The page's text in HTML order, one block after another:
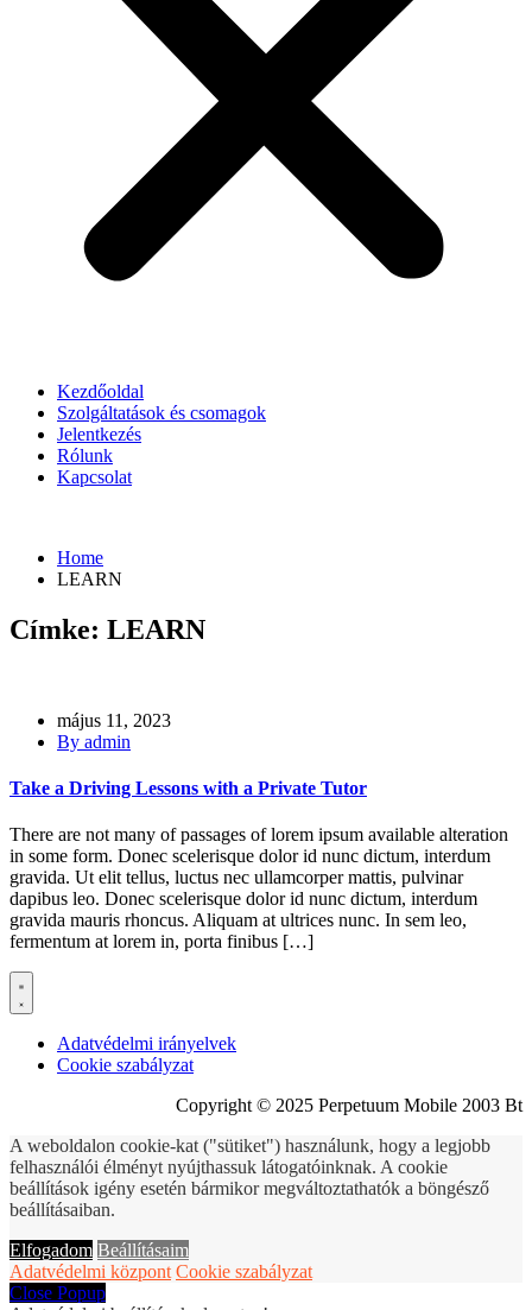
Kezdőoldal
Szolgáltatások és csomagok
Jelentkezés
Rólunk
Kapcsolat
Home
LEARN
Címke: LEARN
május 11, 2023
By admin
Take a Driving Lessons with a Private Tutor
There are not many of passages of lorem ipsum available alteration
in some form. Donec scelerisque dolor id nunc dictum, interdum
gravida. Ut elit tellus, luctus nec ullamcorper mattis, pulvinar
dapibus leo. Donec scelerisque dolor id nunc dictum, interdum
gravida mauris rhoncus. Aliquam at ultrices nunc. In sem leo,
fermentum at lorem in, porta finibus […]
Adatvédelmi irányelvek
Cookie szabályzat
Copyright © 2025 Perpetuum Mobile 2003 Bt
A weboldalon cookie-kat ("sütiket") használunk, hogy a legjobb
felhasználói élményt nyújthassuk látogatóinknak. A cookie
beállítások igény esetén bármikor megváltoztathatók a böngésző
beállításaiban.
Elfogadom Beállításaim
Adatvédelmi központ Cookie szabályzat
Close Popup